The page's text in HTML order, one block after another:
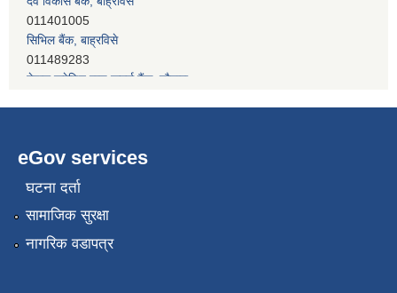
सिभिल बैंक, बाह्रविसे
011489283
नेपाल क्रेडिट एण्ड कमर्स बैंक, चाैतारा
011620402
eGov services
घटना दर्ता
सामाजिक सुरक्षा
नागरिक वडापत्र